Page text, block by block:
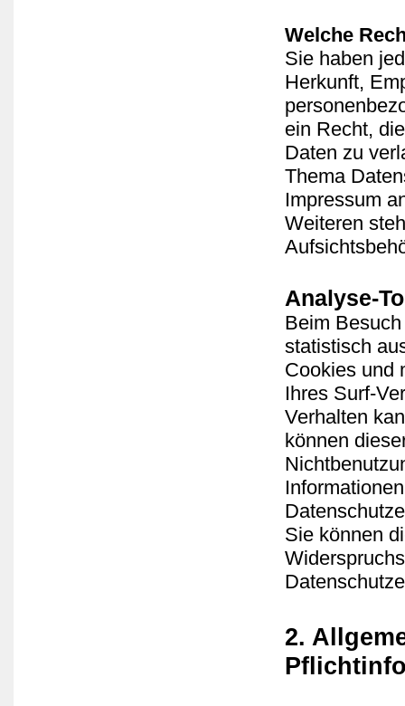
Welche
Sie haben
Herkunft,
ein Recht,
Daten zu
Thema
Impressum
Weiteren
Analyse-
Beim
statistisch
Cookies und
Ihres Surf-
Verhalten
können
Sie können
2.